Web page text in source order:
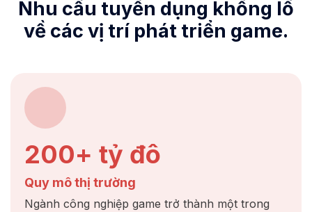
Nhu cầu tuyển dụng khổng lồ
về các vị trí phát triển game.
200+ tỷ đô
Quy mô thị trường
Ngành công nghiệp game trở thành một trong